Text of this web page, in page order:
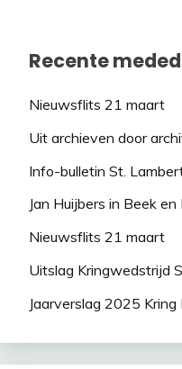
Recente
Nieuwsflits 21 maart
Uit archieven door
Info-bulletin St.
Jan Huijbers in Beek
Nieuwsflits 21 maart
Uitslag Kringwedstrijd
Jaarverslag 2025 Kring